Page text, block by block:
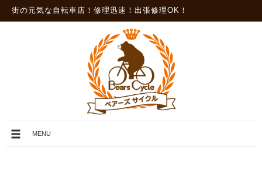
街の元気な自転車店！修理迅速！出張修理OK！
メ
MENU